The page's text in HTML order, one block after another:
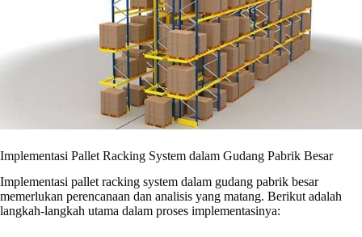
Implementasi Pallet Racking System dalam Gudang Pabrik Besar
Implementasi pallet racking system dalam gudang pabrik besar
memerlukan perencanaan dan analisis yang matang. Berikut adalah
langkah-langkah utama dalam proses implementasinya: